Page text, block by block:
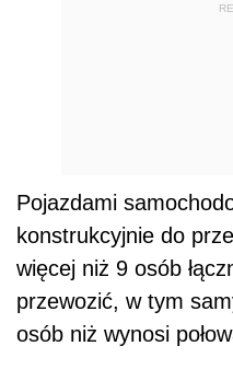
Pojazdami
konstrukcyjnie do
więcej niż 9 osób
przewozić, w tym
osób niż wynosi